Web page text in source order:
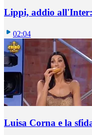
Lippi, addio
02:04
Luisa Corna e la